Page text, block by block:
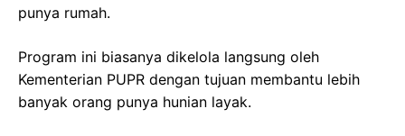
punya rumah.
Program ini biasanya dikelola langsung oleh
Kementerian PUPR dengan tujuan membantu lebih
banyak orang punya hunian layak.